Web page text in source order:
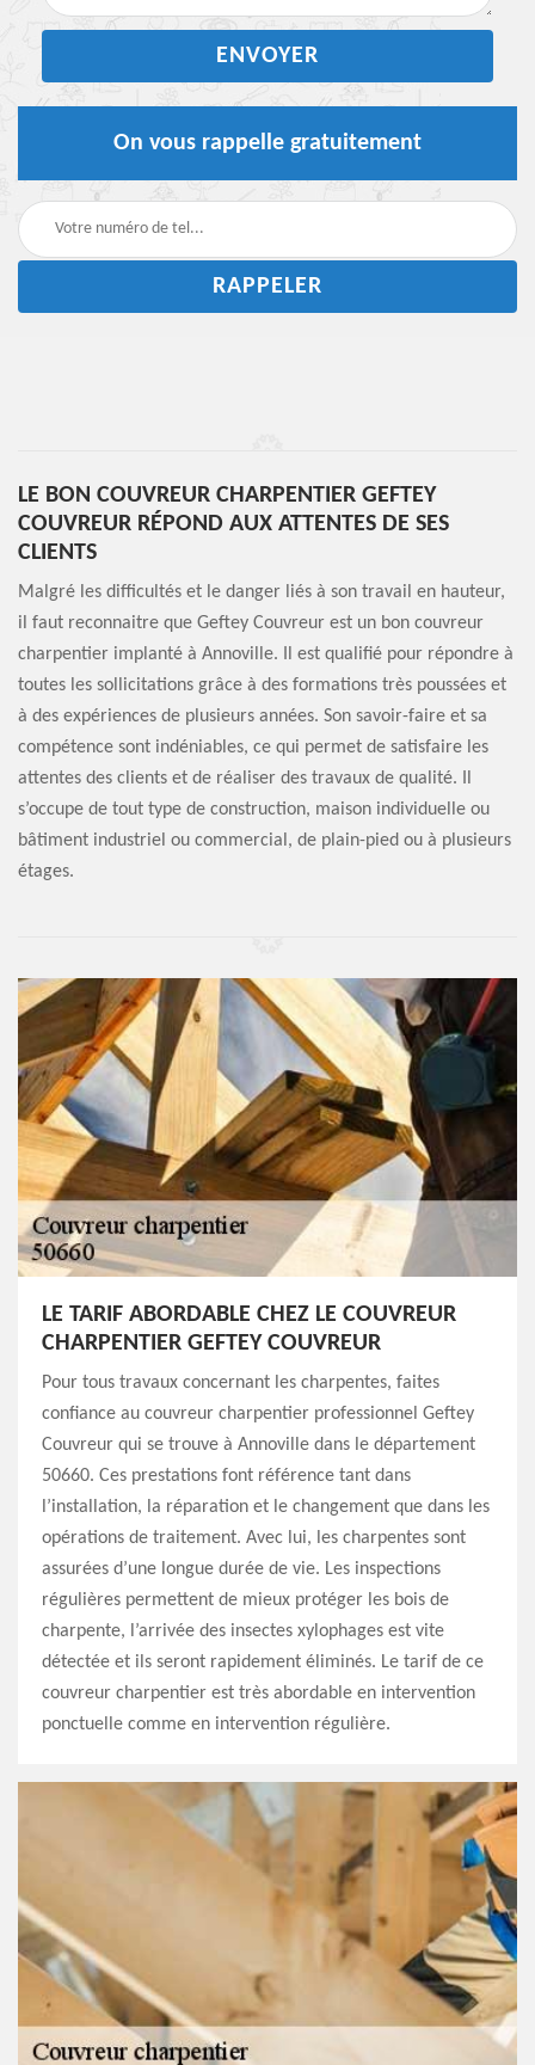
On vous rappelle gratuitement
LE BON COUVREUR CHARPENTIER GEFTEY
COUVREUR RÉPOND AUX ATTENTES DE SES
CLIENTS
Malgré les difficultés et le danger liés à son travail en hauteur,
il faut reconnaitre que Geftey Couvreur est un bon couvreur
charpentier implanté à Annoville. Il est qualifié pour répondre à
toutes les sollicitations grâce à des formations très poussées et
à des expériences de plusieurs années. Son savoir-faire et sa
compétence sont indéniables, ce qui permet de satisfaire les
attentes des clients et de réaliser des travaux de qualité. Il
s’occupe de tout type de construction, maison individuelle ou
bâtiment industriel ou commercial, de plain-pied ou à plusieurs
étages.
LE TARIF ABORDABLE CHEZ LE COUVREUR
CHARPENTIER GEFTEY COUVREUR
Pour tous travaux concernant les charpentes, faites
confiance au couvreur charpentier professionnel Geftey
Couvreur qui se trouve à Annoville dans le département
50660. Ces prestations font référence tant dans
l’installation, la réparation et le changement que dans les
opérations de traitement. Avec lui, les charpentes sont
assurées d’une longue durée de vie. Les inspections
régulières permettent de mieux protéger les bois de
charpente, l’arrivée des insectes xylophages est vite
détectée et ils seront rapidement éliminés. Le tarif de ce
couvreur charpentier est très abordable en intervention
ponctuelle comme en intervention régulière.